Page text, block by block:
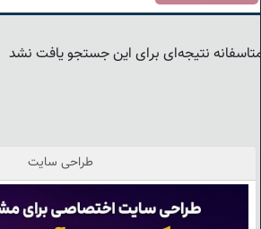
نتیجه‌ای برای این جستجو یافت نشد
طراحی سایت